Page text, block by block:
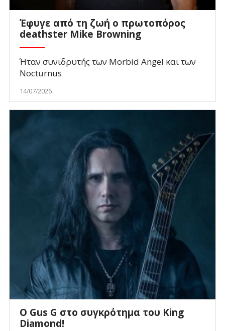
Έφυγε από τη ζωή ο πρωτοπόρος
deathster Mike Browning
Ήταν συνιδρυτής των Morbid Angel και των
Nocturnus
14/07/2026
O Gus G στο συγκρότημα του King
Diamond!